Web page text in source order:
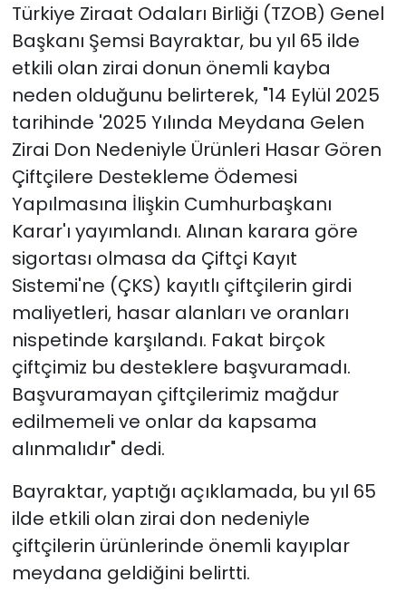
Türkiye Ziraat Odaları Birliği (TZOB) Genel
Başkanı Şemsi Bayraktar, bu yıl 65 ilde
etkili olan zirai donun önemli kayba
neden olduğunu belirterek, "14 Eylül 2025
tarihinde '2025 Yılında Meydana Gelen
Zirai Don Nedeniyle Ürünleri Hasar Gören
Çiftçilere Destekleme Ödemesi
Yapılmasına İlişkin Cumhurbaşkanı
Karar'ı yayımlandı. Alınan karara göre
sigortası olmasa da Çiftçi Kayıt
Sistemi'ne (ÇKS) kayıtlı çiftçilerin girdi
maliyetleri, hasar alanları ve oranları
nispetinde karşılandı. Fakat birçok
çiftçimiz bu desteklere başvuramadı.
Başvuramayan çiftçilerimiz mağdur
edilmemeli ve onlar da kapsama
alınmalıdır" dedi.
Bayraktar, yaptığı açıklamada, bu yıl 65
ilde etkili olan zirai don nedeniyle
çiftçilerin ürünlerinde önemli kayıplar
meydana geldiğini belirtti.